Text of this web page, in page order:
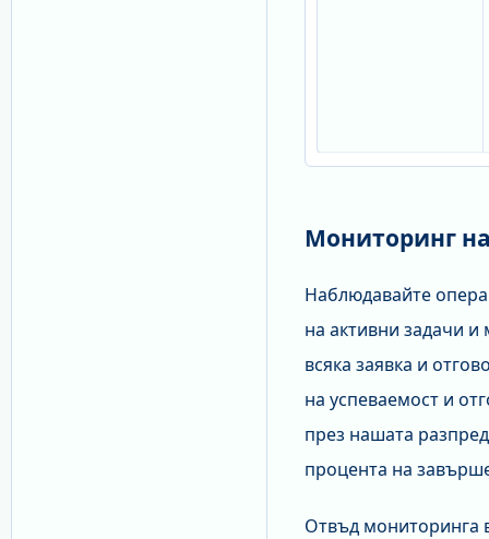
Мониторинг
Наблюдавайте
на активни задачи
всяка заявка и
на успеваемост и
през нашата
процента на
Отвъд мониторинга